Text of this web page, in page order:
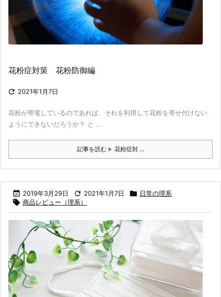
花粉症対策 花粉防御編
 2021年1月7日
花粉が帯電しているのであれば、それを利用して花粉を寄せ付けない
ようにできないだろうか？ と ...
記事を読む 花粉症対 ...
 2019年3月29日  2021年1月7日  日常の理系
 商品レビュー（理系）